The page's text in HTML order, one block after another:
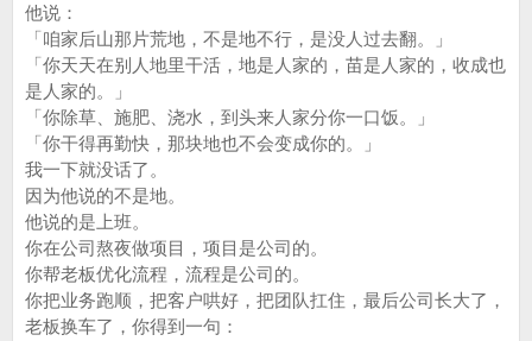
他说：
「咱家后山那片荒地，不是地不行，是没人过去翻。」
「你天天在别人地里干活，地是人家的，苗是人家的，收成也
是人家的。」
「你除草、施肥、浇水，到头来人家分你一口饭。」
「你干得再勤快，那块地也不会变成你的。」
我一下就没话了。
因为他说的不是地。
他说的是上班。
你在公司熬夜做项目，项目是公司的。
你帮老板优化流程，流程是公司的。
你把业务跑顺，把客户哄好，把团队扛住，最后公司长大了，
老板换车了，你得到一句：